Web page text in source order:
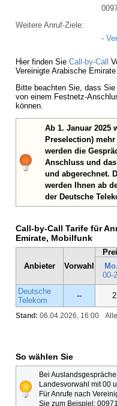
Weitere Anruf-Ziele:
-
Hier finden Sie Call-by-Call
Vereinigte Arabische
Bitte beachten Sie, dass Sie
von einem Festnetz-
können.
Ab 1. Januar 2025
Preselection)
werden die
Anschluss und
und abgerechnet.
werden Ihnen ab
der Deutsche
Call-by-Call Tarife für
Emirate, Mobilfunk
Anbieter Vorwahl
00-
Deutsche
Telekom
--
Stand: 06.04.2026, 16:00
So wählen Sie
Bei
Landesvorwahl mit 00
Für Anrufe nach
Sie zum Beispiel: